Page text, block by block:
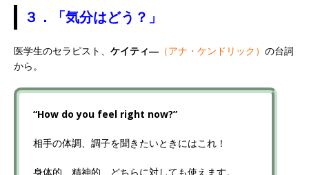
３．「気分はどう？」
医学生のセラピスト、 ケイティ― （アナ・ケンドリック） の台詞
から。
“How do you feel right now?”
相手の体調、調子を聞きたいときにはこれ！
身体的、精神的、どちらに対しても使えます。